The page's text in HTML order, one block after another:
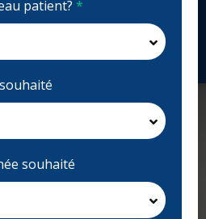
patient? *
souhaité